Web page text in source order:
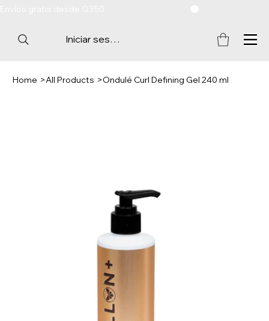
Iniciar sesión
Home >All Products >Ondulé Curl Defining Gel 240 ml